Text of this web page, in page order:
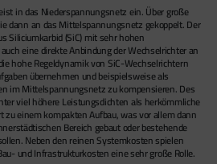
in das Niederspannungsnetz ein. Über große
dann an das Mittelspannungsnetz gekoppelt. Der
Siliciumkarbid (SiC) mit sehr hohen
eine direkte Anbindung der Wechselrichter an
hohe Regeldynamik von SiC-Wechselrichtern
übernehmen und beispielsweise als
im Mittelspannungsnetz zu kompensieren. Des
viel höhere Leistungsdichten als herkömmliche
einem kompakten Aufbau, was vor allem dann
Bereich gebaut oder bestehende
Neben den reinen Systemkosten spielen
und Infrastrukturkosten eine sehr große Rolle.